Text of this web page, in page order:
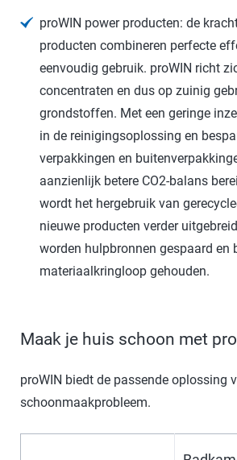
proWIN power producten: de
producten combineren perfecte
eenvoudig gebruik. proWIN richt
concentraten en dus op zuinig
grondstoffen. Met een geringe
in de reinigingsoplossing en
verpakkingen en
aanzienlijk betere CO2-balans
wordt het hergebruik van
nieuwe producten verder
worden hulpbronnen gespaard en
materiaalkringloop gehouden.
Maak je huis schoon met
proWIN biedt de passende oplossing
schoonmaakprobleem.